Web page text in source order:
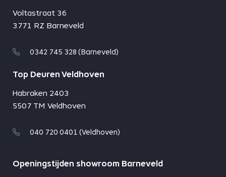
Voltastraat 36
3771 RZ Barneveld
0342 745 328 (Barneveld)
Top Deuren Veldhoven
Habraken 2403
5507 TM Veldhoven
040 720 0401 (Veldhoven)
Openingstijden showroom Barneveld